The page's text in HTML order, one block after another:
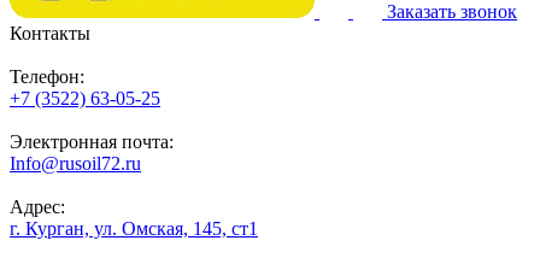
Заказать звонок
Контакты
Телефон:
+7 (3522) 63-05-25
Электронная почта:
Info@rusoil72.ru
Адрес:
г. Курган, ул. Омская, 145, ст1